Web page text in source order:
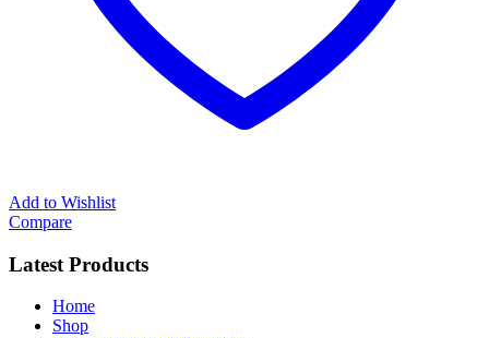
Add to Wishlist
Compare
Latest Products
Home
Shop